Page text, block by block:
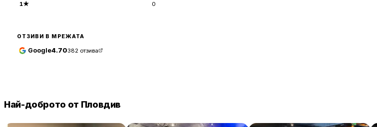
1★ 0
ОТЗИВИ В МРЕЖАТА
Google4.70382 отзива
Най-доброто от Пловдив